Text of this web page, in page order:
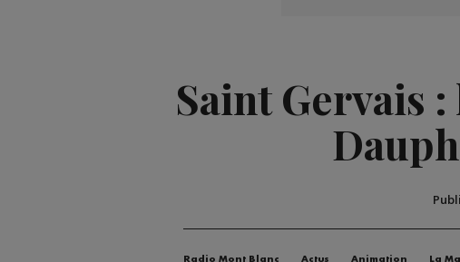
Saint Gervais
Radio Mont Blanc Actus Animation La